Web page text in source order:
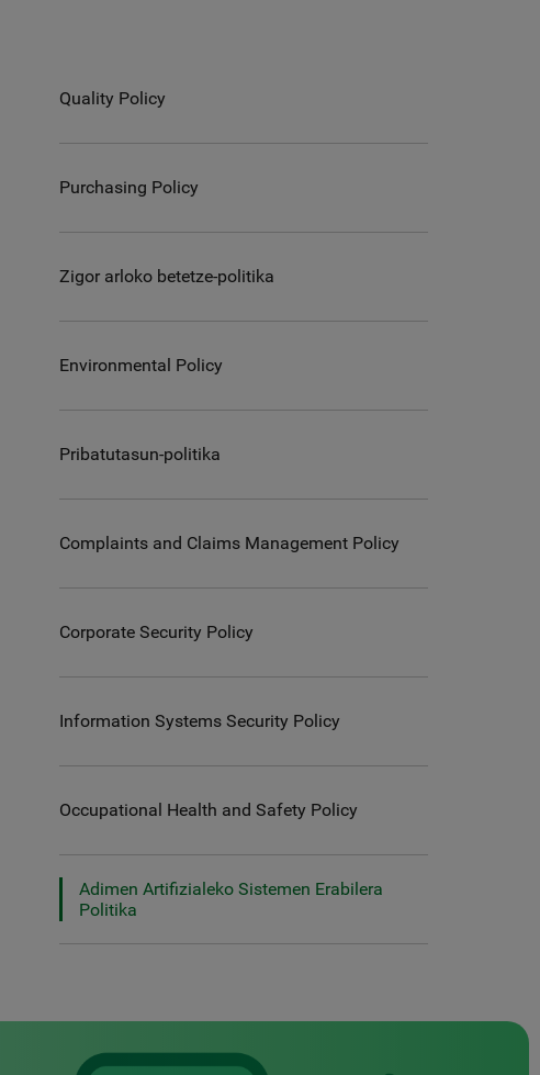
Quality Policy
Purchasing Policy
Zigor arloko betetze-politika
Environmental Policy
Pribatutasun-politika
Complaints and Claims Management Policy
Corporate Security Policy
Information Systems Security Policy
Occupational Health and Safety Policy
Adimen Artifizialeko Sistemen Erabilera
Politika